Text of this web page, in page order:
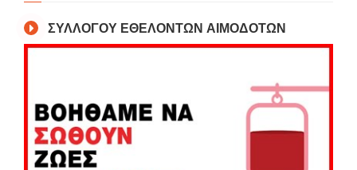
ΣΥΛΛΟΓΟΥ ΕΘΕΛΟΝΤΩΝ ΑΙΜΟΔΟΤΩΝ